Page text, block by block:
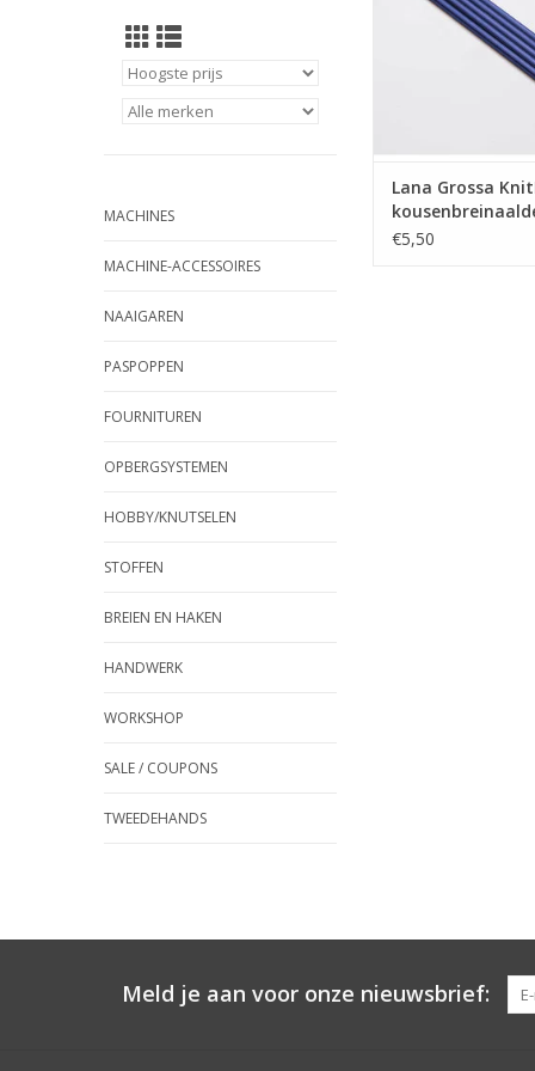
MACHINES
MACHINE-ACCESSOIRES
NAAIGAREN
PASPOPPEN
FOURNITUREN
OPBERGSYSTEMEN
HOBBY/KNUTSELEN
STOFFEN
BREIEN EN HAKEN
HANDWERK
WORKSHOP
SALE / COUPONS
TWEEDEHANDS
Lana Grossa
aluminium
€5,50
Meld je aan voor onze nieuwsbrief: